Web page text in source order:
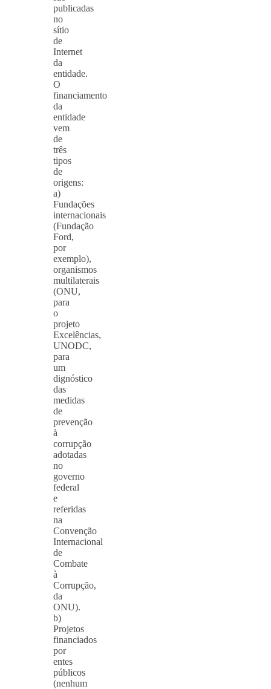
publicadas
no
sítio
de
Internet
da
entidade.
O
financiamento
da
entidade
vem
de
três
tipos
de
origens:
a)
Fundações
internacionais
(Fundação
Ford,
por
exemplo),
organismos
multilaterais
(ONU,
para
o
projeto
Excelências,
UNODC,
para
um
dignóstico
das
medidas
de
prevenção
à
corrupção
adotadas
no
governo
federal
e
referidas
na
Convenção
Internacional
de
Combate
à
Corrupção,
da
ONU).
b)
Projetos
financiados
por
entes
públicos
(nenhum